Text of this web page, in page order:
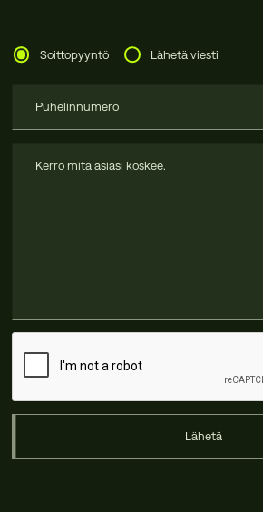
Soittopyyntö Lähetä viesti
Lähetä